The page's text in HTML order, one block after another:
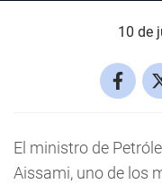
10 de
El ministro de
Aissami, uno de los